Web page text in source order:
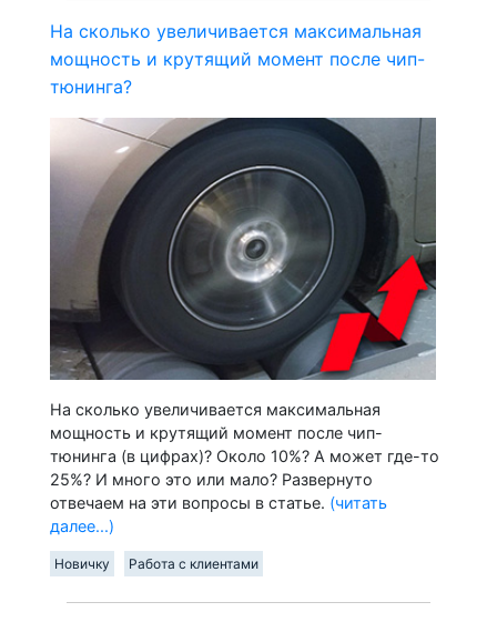
На сколько увеличивается максимальная
мощность и крутящий момент после чип-
тюнинга?
На сколько увеличивается максимальная
мощность и крутящий момент после чип-
тюнинга (в цифрах)? Около 10%? А может где-то
25%? И много это или мало? Развернуто
отвечаем на эти вопросы в статье. (читать
далее...)
Новичку Работа с клиентами